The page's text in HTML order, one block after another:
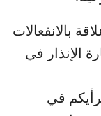
بالانفعالات
الإنذار في
في